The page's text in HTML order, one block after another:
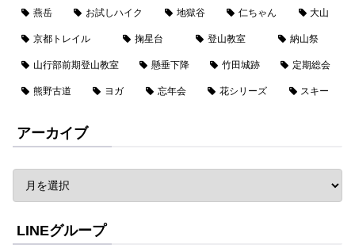
燕岳 お試しハイク 地獄谷 仁ちゃん 大山
京都トレイル 掬星台 登山教室 納山祭
山行部前期登山教室 懸垂下降 竹田城跡 定期総会
熊野古道 ヨガ 忘年会 花シリーズ スキー
アーカイブ
LINEグループ